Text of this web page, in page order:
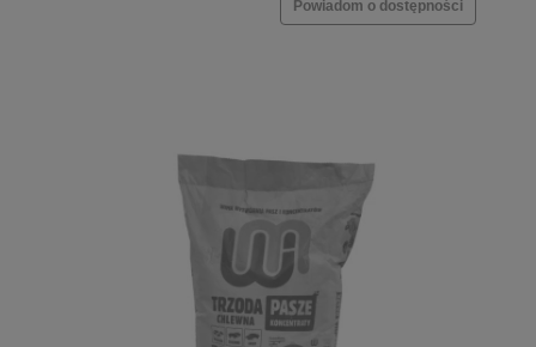
Powiadom o dostępności